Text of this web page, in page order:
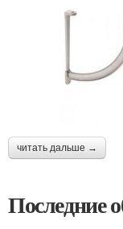
читать дальше →
Последние